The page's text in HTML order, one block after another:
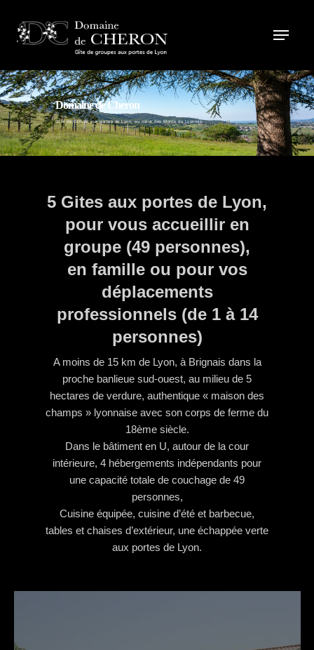
Domaine de Cheron
Gîte de Groupe aux portes de Lyon, au cœur des Monts du Lyonnais
5 Gites aux portes de Lyon,
pour vous accueillir en
groupe (49 personnes),
en famille ou pour vos
déplacements
professionnels (de 1 à 14
personnes)
A moins de 15 km de Lyon, à Brignais dans la
proche banlieue sud-ouest, au milieu de 5
hectares de verdure, authentique « maison des
champs » lyonnaise avec son corps de ferme du
18ème siècle.
Dans le bâtiment en U, autour de la cour
intérieure, 4 hébergements indépendants pour
une capacité totale de couchage de 49
personnes,
Cuisine équipée, cuisine d’été et barbecue,
tables et chaises d’extérieur, une échappée verte
aux portes de Lyon.